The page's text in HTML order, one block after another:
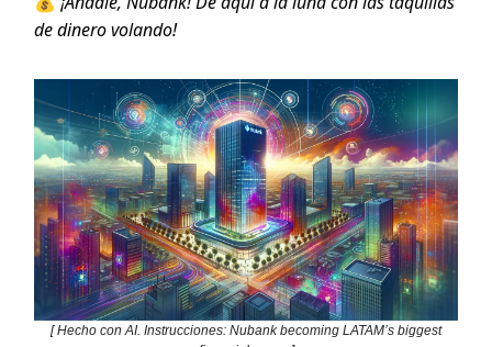
de dinero volando!
[ Hecho con AI. Instrucciones: Nubank becoming LATAM’s biggest